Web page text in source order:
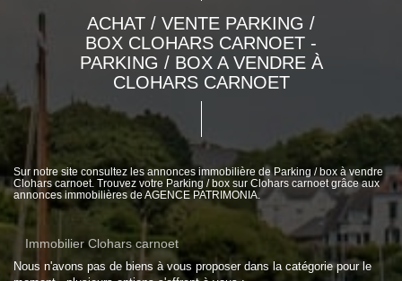
ACHAT / VENTE PARKING /
BOX CLOHARS CARNOET -
PARKING / BOX A VENDRE À
CLOHARS CARNOET
Sur notre site consultez les annonces immobilière de Parking / box à vendre
Clohars carnoet. Trouvez votre Parking / box sur Clohars carnoet grâce aux
annonces immobilières de AGENCE PATRIMONIA.
Immobilier Clohars carnoet
Nous n'avons pas de biens à vous proposer dans la catégorie pour le